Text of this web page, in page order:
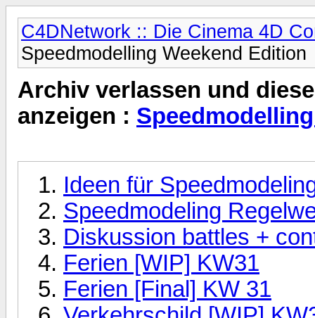
C4DNetwork :: Die Cinema 4D
Speedmodelling Weekend Edition
Archiv verlassen und
anzeigen :
Ideen für
Speedmodeling
Diskussion battles +
Ferien [WIP] KW31
Ferien [Final] KW 31